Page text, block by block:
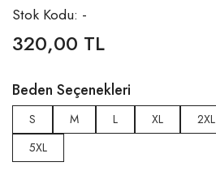
Stok Kodu: -
320,00 TL
Beden Seçenekleri
S M L XL 2XL
5XL